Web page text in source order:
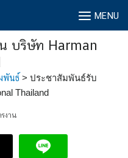
MENU
บริษัท Harman
พันธ์ > ประชาสัมพันธ์รับ
Thailand
งาน